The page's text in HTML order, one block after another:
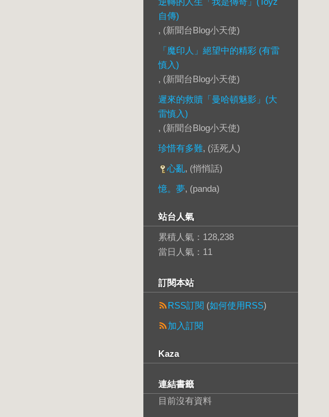
自傳)
, (新聞台Blog小天使)
「魔印人」絕望中的精彩 (有雷
慎入)
, (新聞台Blog小天使)
遲來的救贖「曼哈頓魅影」(大
雷慎入)
, (新聞台Blog小天使)
珍惜有多難, (活死人)
心亂, (悄悄話)
憶。夢, (panda)
站台人氣
累積人氣： 128,238
當日人氣： 11
訂閱本站
RSS訂閱 (如何使用RSS)
加入訂閱
Kaza
連結書籤
目前沒有資料